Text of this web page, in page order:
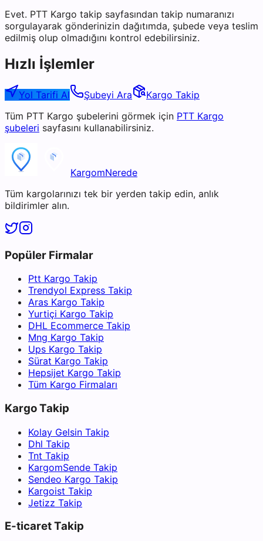
Evet. PTT Kargo takip sayfasından takip numaranızı
sorgulayarak gönderinizin dağıtımda, şubede veya teslim
edilmiş olup olmadığını kontrol edebilirsiniz.
Hızlı İşlemler
Yol Tarifi Al Şubeyi Ara
Kargo Takip
Tüm PTT Kargo şubelerini görmek için PTT Kargo
şubeleri sayfasını kullanabilirsiniz.
KargomNerede
Tüm kargolarınızı tek bir yerden takip edin, anlık
bildirimler alın.
Popüler Firmalar
Ptt Kargo Takip
Trendyol Express Takip
Aras Kargo Takip
Yurtiçi Kargo Takip
DHL Ecommerce Takip
Mng Kargo Takip
Ups Kargo Takip
Sürat Kargo Takip
Hepsijet Kargo Takip
Tüm Kargo Firmaları
Kargo Takip
Kolay Gelsin Takip
Dhl Takip
Tnt Takip
KargomSende Takip
Sendeo Kargo Takip
Kargoist Takip
Jetizz Takip
E-ticaret Takip